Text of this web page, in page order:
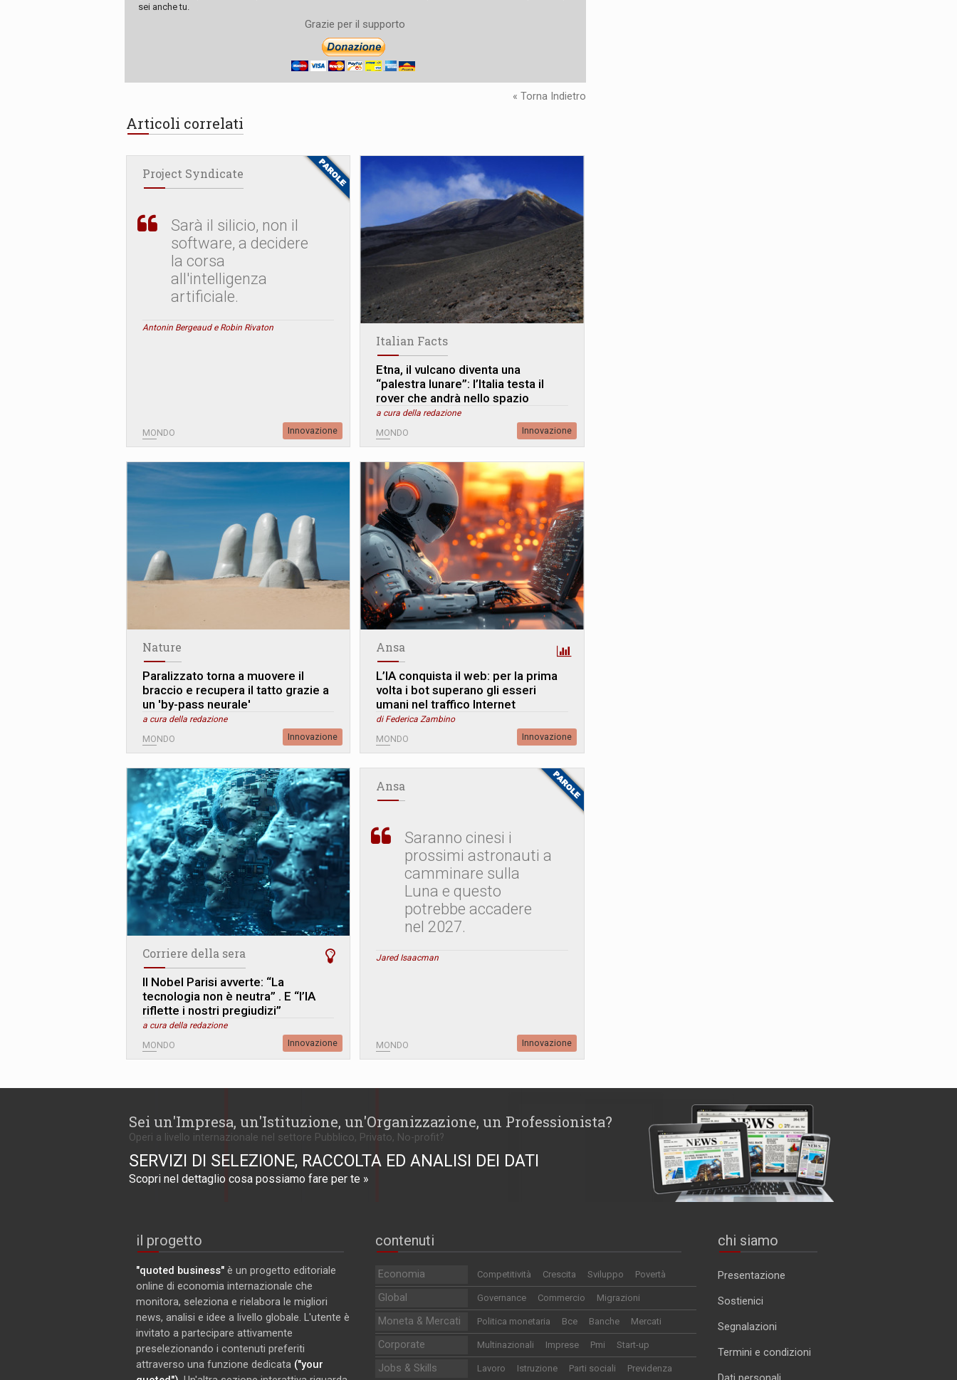
sei anche tu.
Grazie per il supporto
« Torna Indietro
Articoli correlati
Project Syndicate
Sarà il silicio, non il
software, a decidere
la corsa
all'intelligenza
artificiale.
Antonin Bergeaud e Robin Rivaton
MONDO Innovazione
Italian Facts
Etna, il vulcano diventa una
“palestra lunare”: l’Italia testa il
rover che andrà nello spazio
a cura della redazione
MONDO Innovazione
Nature
Paralizzato torna a muovere il
braccio e recupera il tatto grazie a
un 'by-pass neurale'
a cura della redazione
MONDO Innovazione
Ansa
L’IA conquista il web: per la prima
volta i bot superano gli esseri
umani nel traffico Internet
di Federica Zambino
MONDO Innovazione
Corriere della sera
Il Nobel Parisi avverte: “La
tecnologia non è neutra” . E “l’IA
riflette i nostri pregiudizi”
a cura della redazione
MONDO Innovazione
Ansa
Saranno cinesi i
prossimi astronauti a
camminare sulla
Luna e questo
potrebbe accadere
nel 2027.
Jared Isaacman
MONDO Innovazione
Sei un'Impresa, un'Istituzione, un'Organizzazione, un Professionista?
Operi a livello internazionale nel settore Pubblico, Privato, No-profit?
SERVIZI DI SELEZIONE, RACCOLTA ED ANALISI DEI DATI
Scopri nel dettaglio cosa possiamo fare per te »
il progetto
"quoted business" è un progetto editoriale
online di economia internazionale che
monitora, seleziona e rielabora le migliori
news, analisi e idee a livello globale. L'utente è
invitato a partecipare attivamente
preselezionando i contenuti preferiti
attraverso una funzione dedicata ("your
contenuti
Economia Competitività Crescita Sviluppo Povertà
Global Governance Commercio Migrazioni
Moneta & Mercati Politica monetaria Bce Banche Mercati
Corporate Multinazionali Imprese Pmi Start-up
Jobs & Skills Lavoro Istruzione Parti sociali Previdenza
chi siamo
Presentazione
Sostienici
Segnalazioni
Termini e condizioni